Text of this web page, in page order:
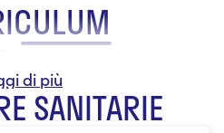
SANITARIE